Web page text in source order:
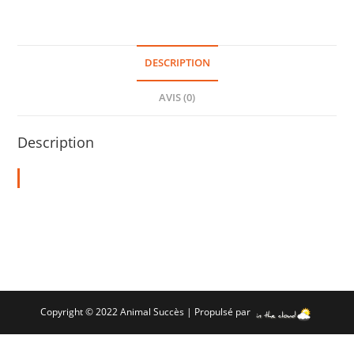
DESCRIPTION
AVIS (0)
Description
Copyright © 2022 Animal Succès | Propulsé par